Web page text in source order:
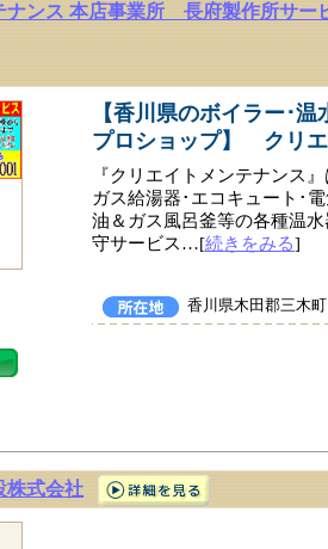
ナンス 本店事業所 長府製作所サー
【香川県のボイラー･
プロショップ】 クリ
『クリエイトメンテナンス
ガス給湯器･エコキュート･
油＆ガス風呂釜等の各種温
守サービス…[続きをみる]
香川県木田郡三木
株式会社